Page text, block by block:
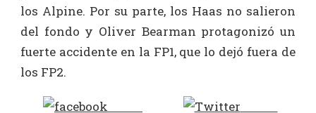
los Alpine. Por su parte, los Haas no salieron
del fondo y Oliver Bearman protagonizó un
fuerte accidente en la FP1, que lo dejó fuera de
los FP2.